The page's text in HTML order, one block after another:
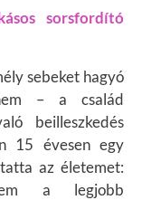
sorsfordító
sebeket hagyó
– a család
beilleszkedés
15 évesen egy
az életemet:
a legjobb